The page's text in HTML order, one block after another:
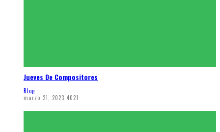
Jueves De Compositores
Blog
marzo 21, 2023 4021